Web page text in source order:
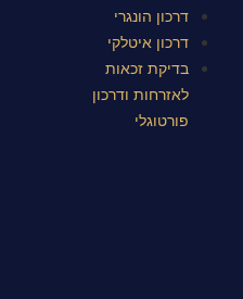
דרכון הונגרי
דרכון איטלקי
בדיקת זכאות
לאזרחות ודרכון
פורטוגלי